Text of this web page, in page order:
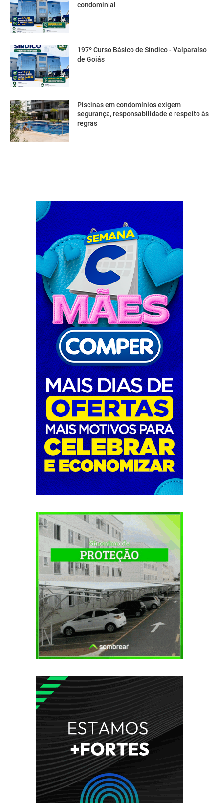
condominial
197º Curso Básico de Síndico - Valparaíso
de Goiás
Piscinas em condomínios exigem
segurança, responsabilidade e respeito às
regras